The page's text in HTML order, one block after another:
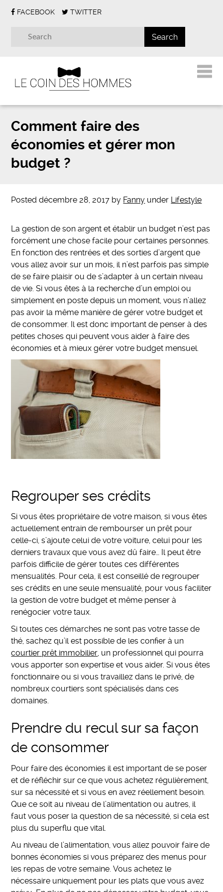
FACEBOOK TWITTER
Comment faire des
économies et gérer mon
budget ?
Posteddécembre 28, 2017 by Fanny under Lifestyle
La gestion de son argent et établir un budget n’est pas
forcément une chose facile pour certaines personnes.
En fonction des rentrées et des sorties d’argent que
vous allez avoir sur un mois, il n’est parfois pas simple
de se faire plaisir ou de s’adapter à un certain niveau
de vie. Si vous êtes à la recherche d’un emploi ou
simplement en poste depuis un moment, vous n’allez
pas avoir la même manière de gérer votre budget et
de consommer. Il est donc important de penser à des
petites choses qui peuvent vous aider à faire des
économies et à mieux gérer votre budget mensuel.
Regrouper ses crédits
Si vous êtes propriétaire de votre maison, si vous êtes
actuellement entrain de rembourser un prêt pour
celle-ci, s’ajoute celui de votre voiture, celui pour les
derniers travaux que vous avez dû faire… Il peut être
parfois difficile de gérer toutes ces différentes
mensualités. Pour cela, il est conseillé de regrouper
ses crédits en une seule mensualité, pour vous faciliter
la gestion de votre budget et même penser à
renégocier votre taux.
Si toutes ces démarches ne sont pas votre tasse de
thé, sachez qu’il est possible de les confier à un
courtier prêt immobilier, un professionnel qui pourra
vous apporter son expertise et vous aider. Si vous êtes
fonctionnaire ou si vous travaillez dans le privé, de
nombreux courtiers sont spécialisés dans ces
domaines.
Prendre du recul sur sa façon
de consommer
Pour faire des économies il est important de se poser
et de réfléchir sur ce que vous achetez régulièrement,
sur sa nécessité et si vous en avez réellement besoin.
Que ce soit au niveau de l’alimentation ou autres, il
faut vous poser la question de sa nécessité, si cela est
plus du superflu que vital.
Au niveau de l’alimentation, vous allez pouvoir faire de
bonnes économies si vous préparez des menus pour
les repas de votre semaine. Vous achetez le
nécessaire uniquement pour les plats que vous avez